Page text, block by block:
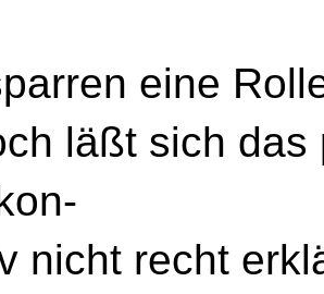
eine
läßt sich
nicht recht